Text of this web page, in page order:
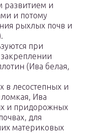
развитием и
и потому
рыхлых почв и
при
(Ива белая,
в лесостепных и
Ива
и придорожных
для
материковых